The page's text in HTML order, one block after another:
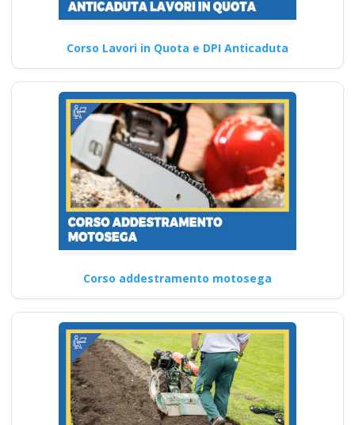
Corso Lavori in Quota e DPI Anticaduta
Corso addestramento motosega